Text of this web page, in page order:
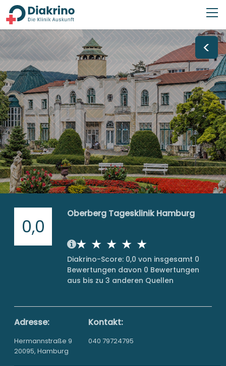
<
0,0
Oberberg Tagesklinik Hamburg
Diakrino-Score: 0,0 von insgesamt 0
Bewertungen davon 0 Bewertungen
aus bis zu 3 anderen Quellen
Adresse:
Hermannstraße 9
20095, Hamburg
Kontakt:
040 79724795